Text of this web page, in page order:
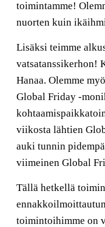
toimintamme!
nuorten kuin
Lisäksi teimme
vatsatanssikerhon!
Hanaa. Olemme
Global Friday -
viikosta lähtien
auki tunnin
viimeinen Global
Tällä hetkellä
toimintoihimme on